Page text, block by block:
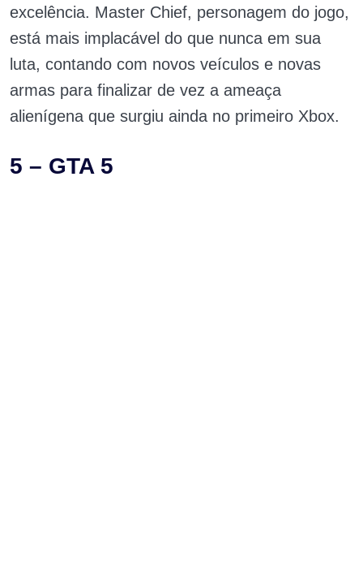
excelência. Master Chief, personagem do jogo,
está mais implacável do que nunca em sua
luta, contando com novos veículos e novas
armas para finalizar de vez a ameaça
alienígena que surgiu ainda no primeiro Xbox.
5 – GTA 5